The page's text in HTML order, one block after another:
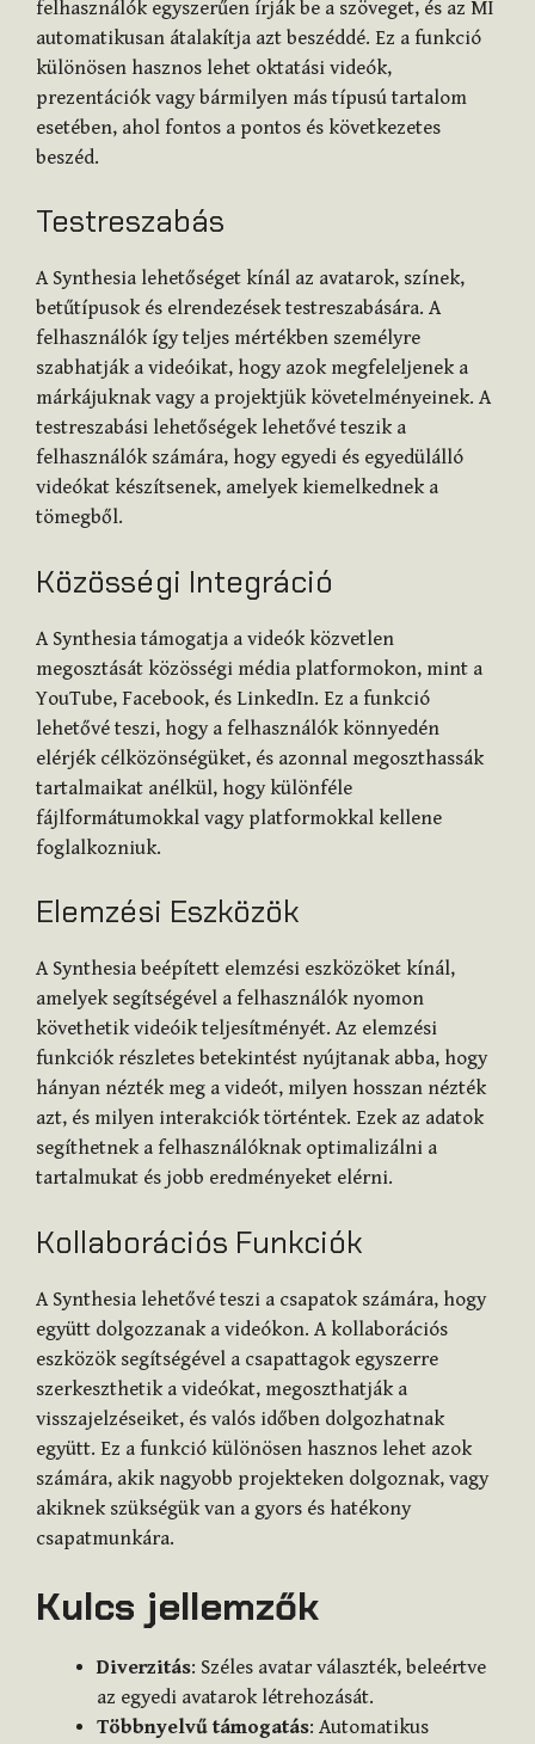
felhasználók egyszerűen írják be a szöveget, és az MI
automatikusan átalakítja azt beszéddé. Ez a funkció
különösen hasznos lehet oktatási videók,
prezentációk vagy bármilyen más típusú tartalom
esetében, ahol fontos a pontos és következetes
beszéd.
Testreszabás
A Synthesia lehetőséget kínál az avatarok, színek,
betűtípusok és elrendezések testreszabására. A
felhasználók így teljes mértékben személyre
szabhatják a videóikat, hogy azok megfeleljenek a
márkájuknak vagy a projektjük követelményeinek. A
testreszabási lehetőségek lehetővé teszik a
felhasználók számára, hogy egyedi és egyedülálló
videókat készítsenek, amelyek kiemelkednek a
tömegből.
Közösségi Integráció
A Synthesia támogatja a videók közvetlen
megosztását közösségi média platformokon, mint a
YouTube, Facebook, és LinkedIn. Ez a funkció
lehetővé teszi, hogy a felhasználók könnyedén
elérjék célközönségüket, és azonnal megoszthassák
tartalmaikat anélkül, hogy különféle
fájlformátumokkal vagy platformokkal kellene
foglalkozniuk.
Elemzési Eszközök
A Synthesia beépített elemzési eszközöket kínál,
amelyek segítségével a felhasználók nyomon
követhetik videóik teljesítményét. Az elemzési
funkciók részletes betekintést nyújtanak abba, hogy
hányan nézték meg a videót, milyen hosszan nézték
azt, és milyen interakciók történtek. Ezek az adatok
segíthetnek a felhasználóknak optimalizálni a
tartalmukat és jobb eredményeket elérni.
Kollaborációs Funkciók
A Synthesia lehetővé teszi a csapatok számára, hogy
együtt dolgozzanak a videókon. A kollaborációs
eszközök segítségével a csapattagok egyszerre
szerkeszthetik a videókat, megoszthatják a
visszajelzéseiket, és valós időben dolgozhatnak
együtt. Ez a funkció különösen hasznos lehet azok
számára, akik nagyobb projekteken dolgoznak, vagy
akiknek szükségük van a gyors és hatékony
csapatmunkára.
Kulcs jellemzők
Diverzitás: Széles avatar választék, beleértve
az egyedi avatarok létrehozását.
Többnyelvű támogatás: Automatikus